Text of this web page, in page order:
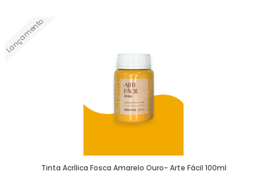
Lançamento
Tinta Acrílica Fosca Amarelo Ouro- Arte Fácil 100ml